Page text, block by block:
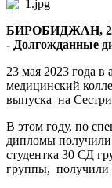
ушли
медсестры
и
медбратья
БИРОБИДЖАН, 24
- Долгожданные
23 мая 2023 года
медицинский
выпуска на
В этом году, по
дипломы
студентка 30 СД
группы, получили